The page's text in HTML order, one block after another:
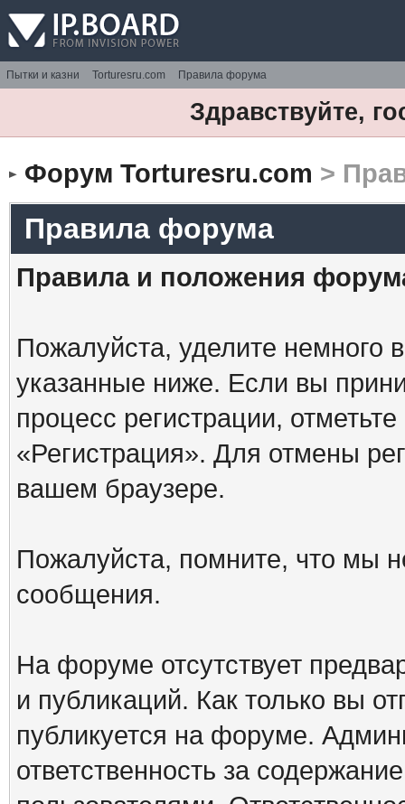
Пытки и казни Torturesru.com Правила форума
Здравствуйте,
Форум Torturesru.com >
Правила форума
Правила и положения
Пожалуйста, уделите немного
указанные ниже. Если вы
процесс регистрации,
«Регистрация». Для отмены
вашем браузере.
Пожалуйста, помните, что мы
сообщения.
На форуме отсутствует
и публикаций. Как только вы
публикуется на форуме.
ответственность за